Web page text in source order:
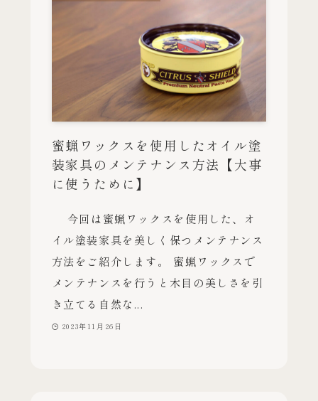
蜜蝋ワックスを使用したオイル塗
装家具のメンテナンス方法【大事
に使うために】
今回は蜜蝋ワックスを使用した、オ
イル塗装家具を美しく保つメンテナンス
方法をご紹介します。 蜜蝋ワックスで
メンテナンスを行うと木目の美しさを引
き立てる自然な...
2023年11月26日